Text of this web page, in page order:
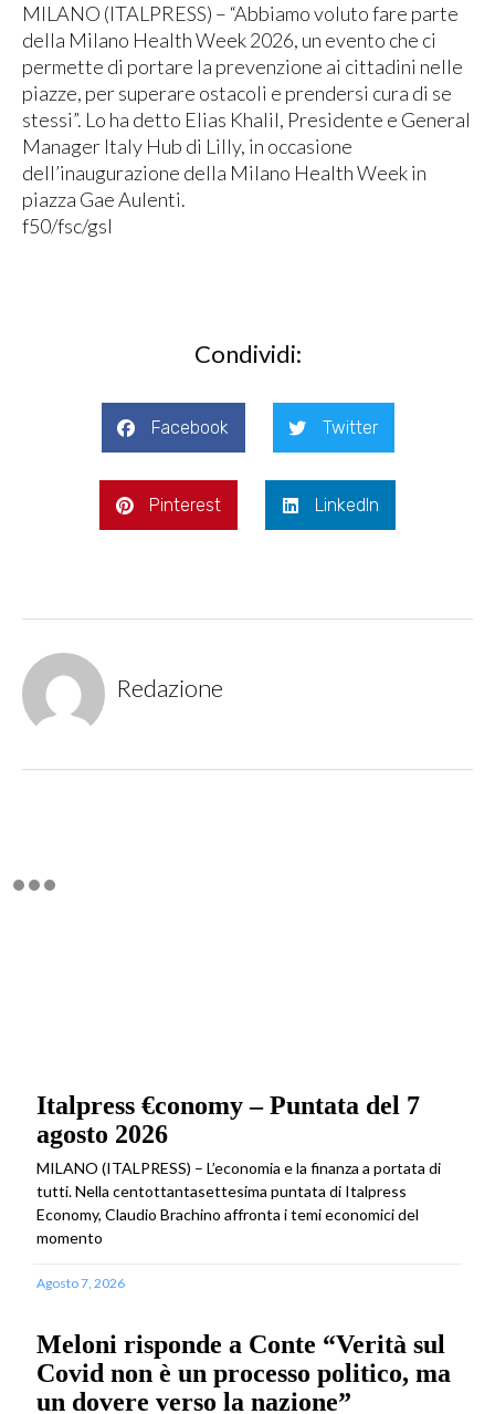
MILANO (ITALPRESS) – “Abbiamo voluto fare parte
della Milano Health Week 2026, un evento che ci
permette di portare la prevenzione ai cittadini nelle
piazze, per superare ostacoli e prendersi cura di se
stessi”. Lo ha detto Elias Khalil, Presidente e General
Manager Italy Hub di Lilly, in occasione
dell’inaugurazione della Milano Health Week in
piazza Gae Aulenti.
f50/fsc/gsl
Condividi:
Facebook Twitter
Pinterest LinkedIn
Redazione
Italpress €conomy – Puntata del 7
agosto 2026
MILANO (ITALPRESS) – L’economia e la finanza a portata di
tutti. Nella centottantasettesima puntata di Italpress
Economy, Claudio Brachino affronta i temi economici del
momento
Agosto 7, 2026
Meloni risponde a Conte “Verità sul
Covid non è un processo politico, ma
un dovere verso la nazione”